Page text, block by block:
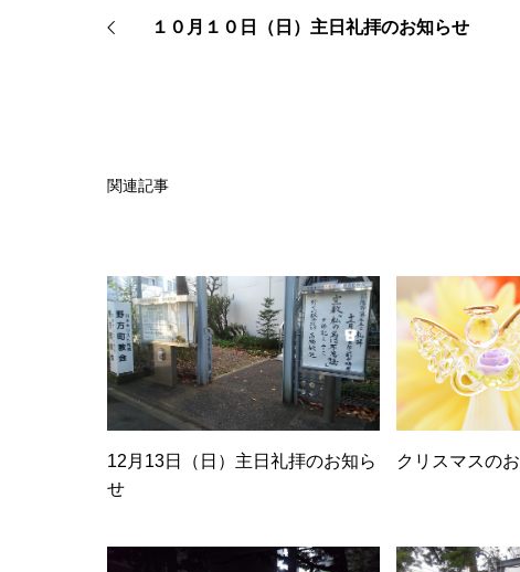
１０月１０日（日）主日礼拝のお知らせ
関連記事
12月13日（日）主日礼拝のお知ら
せ
クリスマスの